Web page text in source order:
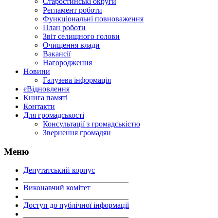
Регламент роботи
Функціональні повноваження
План роботи
Звіт селищного голови
Очищення влади
Вакансії
Нагородження
Новини
Галузева інформація
єВідновлення
Книга памяті
Контакти
Для громадськості
Консультації з громадськістю
Звернення громадян
Меню
Депутатський корпус
Виконавчий комітет
Доступ до публічної інформації